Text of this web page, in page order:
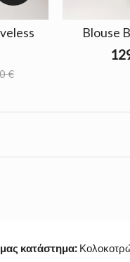
€
Blouse
μας κατάστημα: